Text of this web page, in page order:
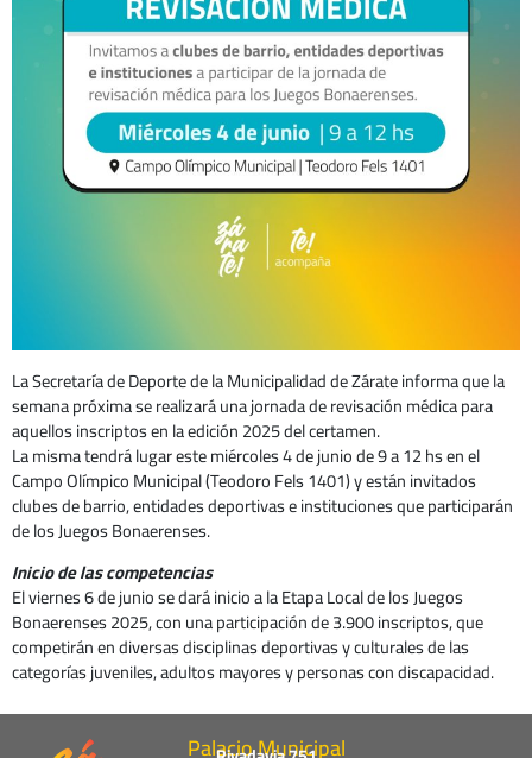
La Secretaría de Deporte de la Municipalidad de Zárate informa que la
semana próxima se realizará una jornada de revisación médica para
aquellos inscriptos en la edición 2025 del certamen.
La misma tendrá lugar este miércoles 4 de junio de 9 a 12 hs en el
Campo Olímpico Municipal (Teodoro Fels 1401) y están invitados
clubes de barrio, entidades deportivas e instituciones que participarán
de los Juegos Bonaerenses.
Inicio de las competencias
El viernes 6 de junio se dará inicio a la Etapa Local de los Juegos
Bonaerenses 2025, con una participación de 3.900 inscriptos, que
competirán en diversas disciplinas deportivas y culturales de las
categorías juveniles, adultos mayores y personas con discapacidad.
Palacio Municipal